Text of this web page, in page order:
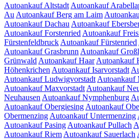
Autoankauf Altstadt Autoankauf
Au Autoankauf Berg am Laim
Autoankauf Dachau Autoankauf
Autoankauf Forstenried Autoankauf
Fürstenfeldbruck Autoankauf Fürstenried
Autoankauf Grasbrunn Autoankauf
Grünwald Autoankauf Haar Autoankauf
Höhenkrichen Autoankauf Isarvorstadt
Autoankauf Ludwigvorstadt Autoankauf
Autoankauf Maxvorstadt Autoankauf
Neuhausen Autoankauf Nymphenburg
Autoankauf Obergiesing Autoankauf
Obermenzing Autoankauf Untermenzing
Autoankauf Pasing Autoankauf Pullach
Autoankauf Riem Autoankauf Sauerlach